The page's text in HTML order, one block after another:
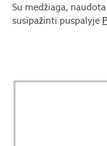
Su medžiaga,
susipažinti puspalyje